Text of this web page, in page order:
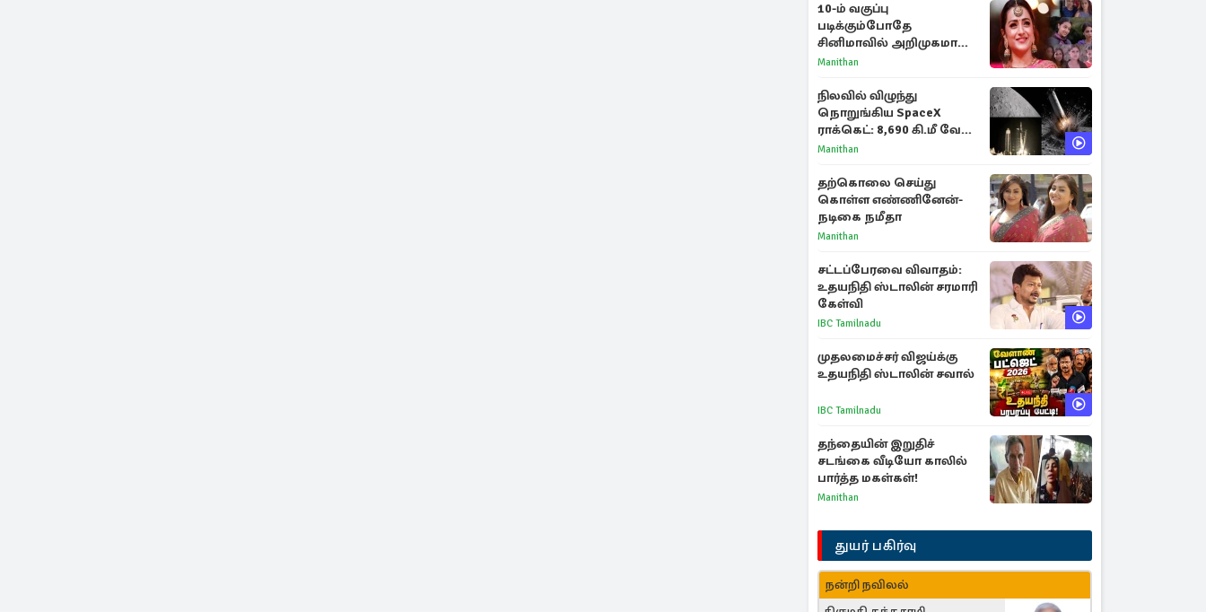
10-ம் வகுப்பு
படிக்கும்போதே
சினிமாவில் அறிமுகமான
த்ரிஷா! உண்மையை
காந்தி
Manithan
நிலவில் விழுந்து
நொறுங்கிய SpaceX
ராக்கெட்: 8,690 கி.மீ வேக
மோதலால் உருவான புதிய
Manithan
தற்கொலை செய்து
கொள்ள எண்ணினேன்-
நடிகை நமீதா
Manithan
சட்டப்பேரவை விவாதம்:
உதயநிதி ஸ்டாலின் சரமாரி
கேள்வி
IBC Tamilnadu
முதலமைச்சர் விஜய்க்கு
உதயநிதி ஸ்டாலின் சவால்
IBC Tamilnadu
தந்தையின் இறுதிச்
சடங்கை வீடியோ காலில்
பார்த்த மகள்கள்!
Manithan
துயர் பகிர்வு
நன்றி நவிலல்